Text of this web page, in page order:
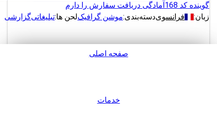
گوینده کد 168
آمادگی دریافت سفارش را دارم
زبان:
فرانسویدسته‌بندی:موشن گرافیکلحن ها:تبلیغاتیگزارشی
صفحه اصلی
خدمات